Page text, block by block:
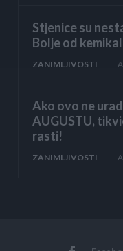
Stjenice su
Bolje od
ZANIMLJIVOSTI
Ako ovo ne
AUGUSTU,
rasti!
ZANIMLJIVOSTI